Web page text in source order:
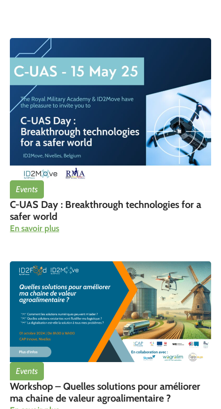
Events
C-UAS Day : Breakthrough technologies for a
safer world
En savoir plus
Events
Workshop – Quelles solutions pour améliorer
ma chaine de valeur agroalimentaire ?